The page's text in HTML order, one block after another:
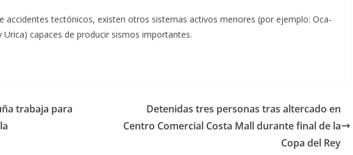
accidentes tectónicos, existen otros sistemas activos menores (por ejemplo: Oca-
Urica) capaces de producir sismos importantes.
trabaja para
Detenidas tres personas tras altercado en
Centro Comercial Costa Mall durante final de la
Copa del Rey